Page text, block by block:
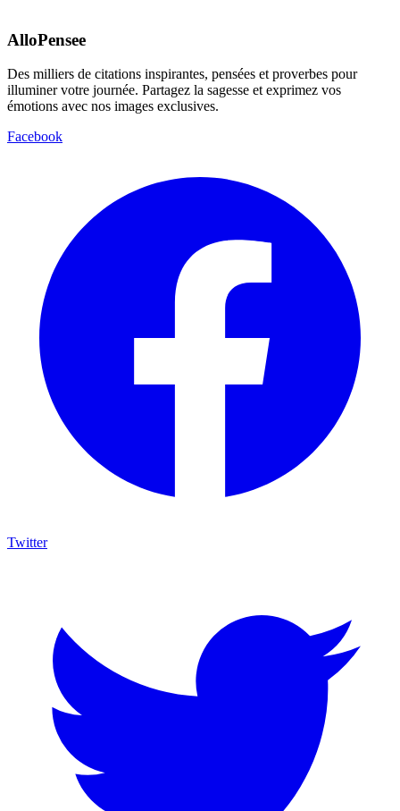
AlloPensee
Des milliers de citations inspirantes, pensées et proverbes pour
illuminer votre journée. Partagez la sagesse et exprimez vos
émotions avec nos images exclusives.
Facebook
Twitter